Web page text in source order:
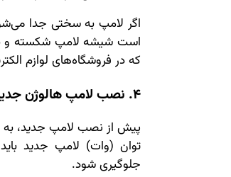
اگر لامپ به سختی جدا
است شیشه لامپ شکسته و
که در فروشگاه‌های لوازم
4. نصب لامپ هالوژن جدید
پیش از نصب لامپ جدید،
توان (وات) لامپ جدید
جلوگیری شود.